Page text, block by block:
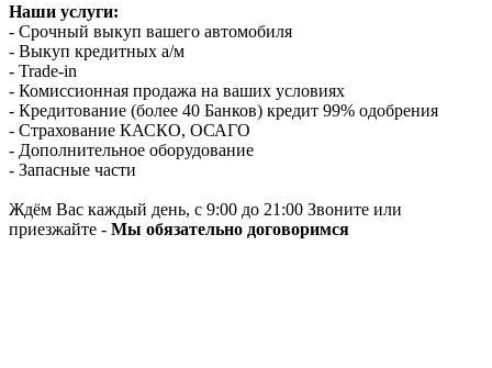
Наши услуги:
- Срочный выкуп вашего автомобиля
- Выкуп кредитных а/м
- Trade-in
- Комиссионная продажа на ваших условиях
- Кредитование (более 40 Банков) кредит 99% одобрения
- Страхование КАСКО, ОСАГО
- Дополнительное оборудование
- Запасные части
Ждём Вас каждый день, с 9:00 до 21:00 Звоните или
приезжайте - Мы обязательно договоримся